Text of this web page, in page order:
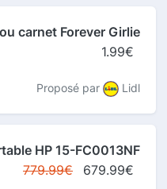
carnet Forever Girlie
1.99€
Proposé par Lidl
HP 15-FC0013NF
779.99€
679.99€